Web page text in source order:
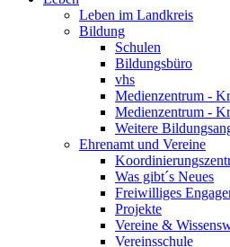
Leben im Landkreis
Bildung
Schulen
Bildungsbüro
vhs
Medienzentrum -
Medienzentrum -
Weitere
Ehrenamt und Vereine
Was gibt´s Neues
Freiwilliges
Projekte
Vereine &
Vereinsschule